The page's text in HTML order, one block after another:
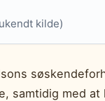
kilde)
samtidig med